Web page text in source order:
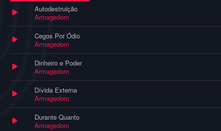
Autodestruição
Armagedom
Cegos Por Ódio
Armagedom
Dinheiro e Poder
Armagedom
Dívida Externa
Armagedom
Durante Quanto
Armagedom